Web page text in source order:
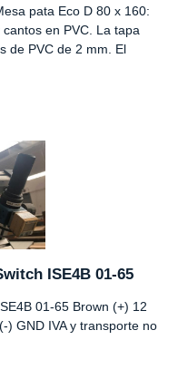
pata Eco D 80 x 160:
en PVC. La tapa
de PVC de 2 mm. El
ISE4B 01-65
01-65 Brown (+) 12
) GND IVA y transporte no